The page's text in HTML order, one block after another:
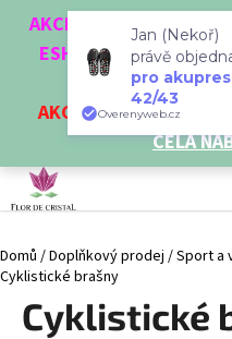
AKCE 3 + 1 ZDARMA.
ESHOPU A ČTVRTÝ
AKCENA VYBRANÉ
CELÁ
Domů /Doplňkový prodej /Sport a
Cyklistické brašny
Cyklistické
Zpět
Zpět
p
o
ř
e
b
Jan (Nekoř)
právě
pro
42/43
Overenyweb.cz